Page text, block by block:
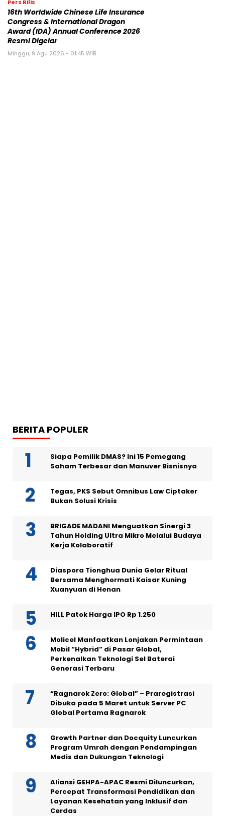
Pers Rilis
16th Worldwide Chinese Life Insurance
Congress & International Dragon
Award (IDA) Annual Conference 2026
Resmi Digelar
Minggu, 9 Agu 2026 - 01:45 WIB
BERITA POPULER
Siapa Pemilik DMAS? Ini 15 Pemegang
Saham Terbesar dan Manuver Bisnisnya
Tegas, PKS Sebut Omnibus Law Ciptaker
Bukan Solusi Krisis
BRIGADE MADANI Menguatkan Sinergi 3
Tahun Holding Ultra Mikro Melalui Budaya
Kerja Kolaboratif
Diaspora Tionghua Dunia Gelar Ritual
Bersama Menghormati Kaisar Kuning
Xuanyuan di Henan
HILL Patok Harga IPO Rp 1.250
Molicel Manfaatkan Lonjakan Permintaan
Mobil “Hybrid” di Pasar Global,
Perkenalkan Teknologi Sel Baterai
Generasi Terbaru
“Ragnarok Zero: Global” – Praregistrasi
Dibuka pada 5 Maret untuk Server PC
Global Pertama Ragnarok
Growth Partner dan Docquity Luncurkan
Program Umrah dengan Pendampingan
Medis dan Dukungan Teknologi
Aliansi GEHPA-APAC Resmi Diluncurkan,
Percepat Transformasi Pendidikan dan
Layanan Kesehatan yang Inklusif dan
Cerdas